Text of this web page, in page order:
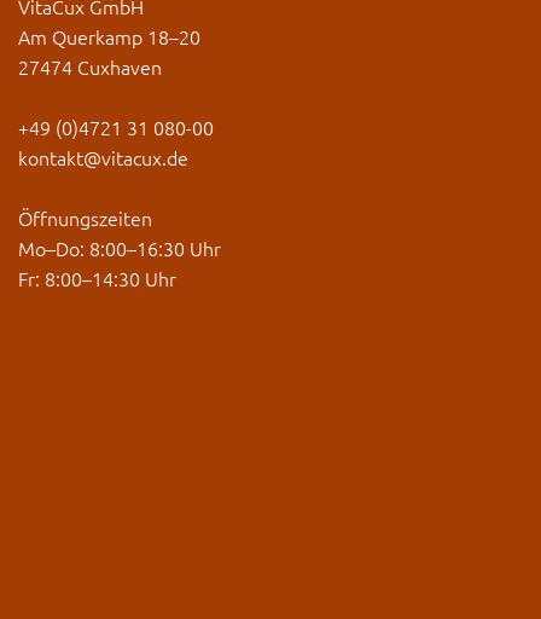
VitaCux GmbH
Am Querkamp 18–20
27474 Cuxhaven
+49 (0)4721 31 080-00
kontakt@vitacux.de
Öffnungszeiten
Mo–Do: 8:00–16:30 Uhr
Fr: 8:00–14:30 Uhr